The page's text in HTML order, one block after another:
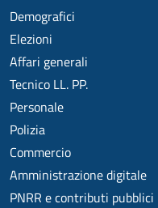
Demografici
Elezioni
Affari generali
Tecnico LL. PP.
Personale
Polizia
Commercio
Amministrazione digitale
PNRR e contributi pubblici